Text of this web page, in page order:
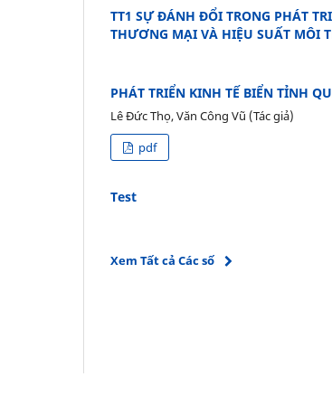
TT1 SỰ ĐÁNH ĐỔI TRONG PHÁT
THƯƠNG MẠI VÀ HIỆU SUẤT MÔI
PHÁT TRIỂN KINH TẾ BIỂN TỈNH
Lê Đức Thọ, Văn Công Vũ (Tác giả)
pdf
Test
Xem Tất cả Các số